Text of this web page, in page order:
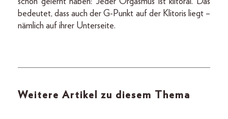
bedeutet, dass auch der G-Punkt auf der Klitoris liegt –
nämlich auf ihrer Unterseite.
Weitere Artikel zu diesem Thema